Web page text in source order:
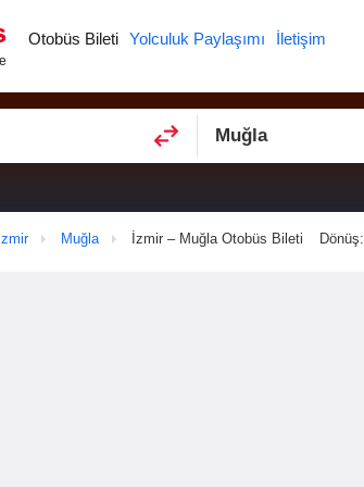
Otobüs Bileti Yolculuk Paylaşımı İletişim
İzmir Muğla İzmir – Muğla Otobüs Bileti Dönüş: